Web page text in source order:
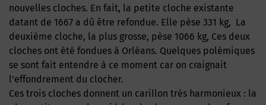
nouvelles cloches. En fait, la petite cloche existante
datant de 1667 a dû être refondue. Elle pèse 331 kg, La
deuxième cloche, la plus grosse, pèse 1066 kg, Ces deux
cloches ont été fondues à Orléans. Quelques polémiques
se sont fait entendre à ce moment car on craignait
l’effondrement du clocher.
Ces trois cloches donnent un carillon très harmonieux : la